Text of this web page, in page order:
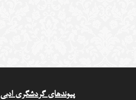
پیوندهای گردشگری ادبی